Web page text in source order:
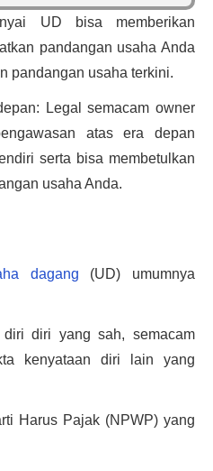
UD bisa memberikan
pandangan usaha Anda
pandangan usaha terkini.
Legal semacam owner
atas era depan
serta bisa membetulkan
usaha Anda.
dagang (UD) umumnya
diri yang sah, semacam
kenyataan diri lain yang
Harus Pajak (NPWP) yang